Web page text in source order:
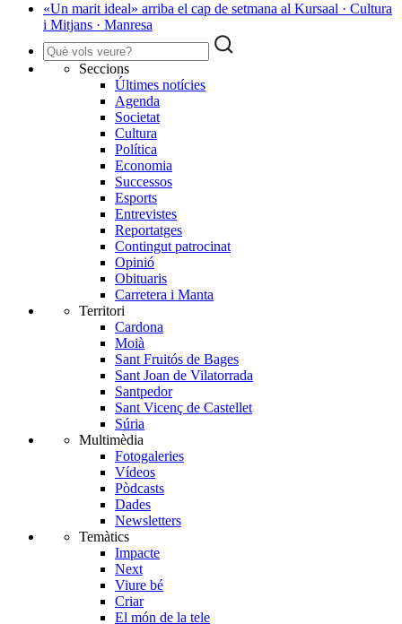
«Un marit ideal» arriba el cap de setmana al Kursaal · Cultura
i Mitjans · Manresa
Seccions
Últimes notícies
Agenda
Societat
Cultura
Política
Economia
Successos
Esports
Entrevistes
Reportatges
Contingut patrocinat
Opinió
Obituaris
Carretera i Manta
Territori
Cardona
Moià
Sant Fruitós de Bages
Sant Joan de Vilatorrada
Santpedor
Sant Vicenç de Castellet
Súria
Multimèdia
Fotogaleries
Vídeos
Pòdcasts
Dades
Newsletters
Temàtics
Impacte
Next
Viure bé
Criar
El món de la tele